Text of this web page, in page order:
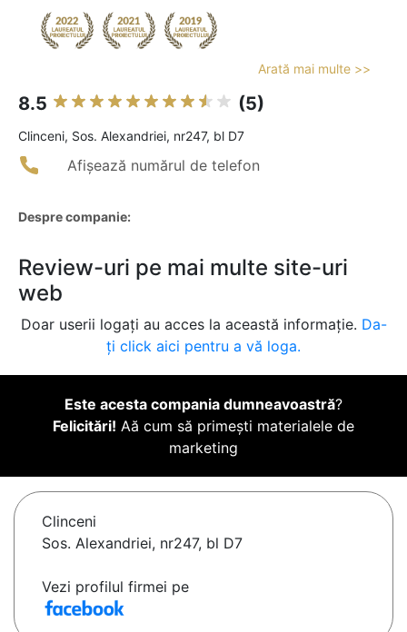
Arată mai multe >>
8.5 (5)
Clinceni, Sos. Alexandriei, nr247, bl D7
Afișează numărul de telefon
Despre companie:
Review-uri pe mai multe site-uri
web
Doar userii logați au acces la această informație. Da-
ți click aici pentru a vă loga.
Este acesta compania dumneavoastră?
Felicitări! Aă cum să primești materialele de
marketing
Clinceni
Sos. Alexandriei, nr247, bl D7
Vezi profilul firmei pe